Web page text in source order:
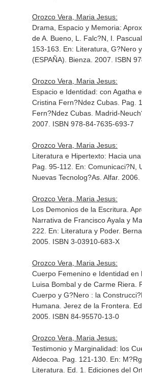
Orozco Vera, Maria Jesus:
Drama, Espacio y Memoria:
de A. Bueno, L. Falc?N, I.
153-163. En: Literatura, G?Nero
(ESPAÑA). Bienza. 2007. ISBN
Orozco Vera, Maria Jesus:
Espacio e Identidad: con Agatha
Cristina Fern?Ndez Cubas. Pag.
Fern?Ndez Cubas. Madrid-
2007. ISBN 978-84-7635-693-7
Orozco Vera, Maria Jesus:
Literatura e Hipertexto: Hacia
Pag. 95-112. En: Comunicaci?N,
Nuevas Tecnolog?As. Alfar.
Orozco Vera, Maria Jesus:
Los Demonios de la Escritura.
Narrativa de Francisco Ayala y
222. En: Literatura y Poder.
2005. ISBN 3-03910-683-X
Orozco Vera, Maria Jesus:
Cuerpo Femenino e Identidad en
Luisa Bombal y de Carme Riera.
Cuerpo y G?Nero : la
Humana . Jerez de la Frontera.
2005. ISBN 84-95570-13-0
Orozco Vera, Maria Jesus:
Testimonio y Marginalidad: los
Aldecoa. Pag. 121-130. En:
Literatura . Ed. 1. Ediciones del